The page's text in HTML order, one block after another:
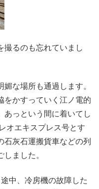
撮るのも忘れていまし
な場所も通過します。
をかすっていく江ノ電的
あっという間に着いてし
オエキスプレス号とす
石灰石運搬貨車などの列
ました。
中、冷房機の故障した